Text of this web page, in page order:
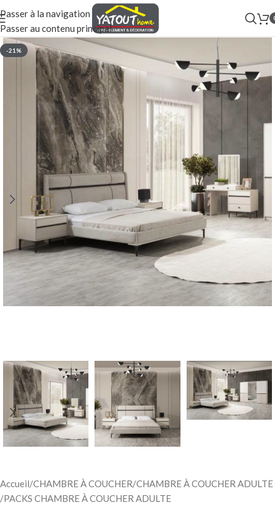
Passer à la navigation
Passer au contenu principal
-21%
Accueil/CHAMBRE À COUCHER/CHAMBRE À COUCHER ADULTE
/PACKS CHAMBRE À COUCHER ADULTE